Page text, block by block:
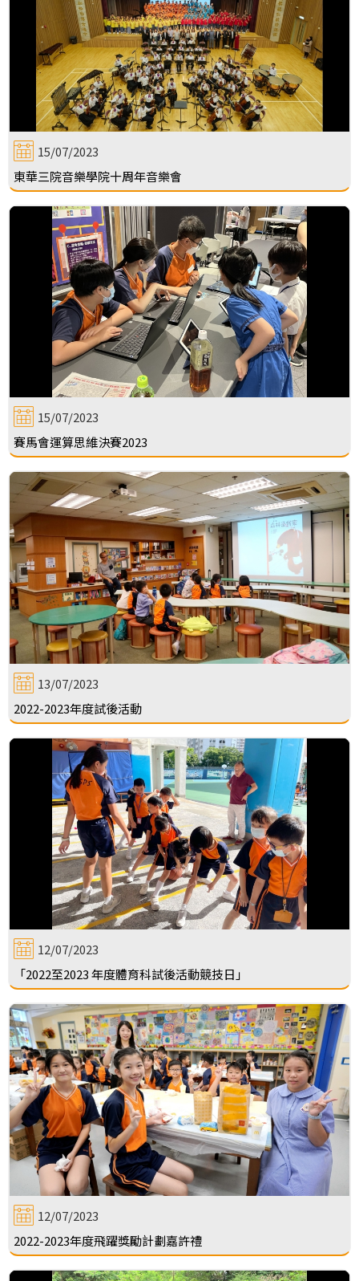
15/07/2023
東華三院音樂學院十周年音樂會
15/07/2023
賽馬會運算思維決賽2023
13/07/2023
2022-2023年度試後活動
12/07/2023
「2022至2023 年度體育科試後活動競技日」
12/07/2023
2022-2023年度飛躍獎勵計劃嘉許禮